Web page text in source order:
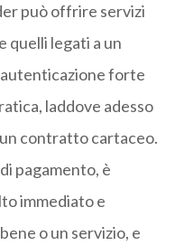
può offrire servizi
quelli legati a un
forte
laddove adesso
contratto cartaceo.
pagamento, è
immediato e
o un servizio, e